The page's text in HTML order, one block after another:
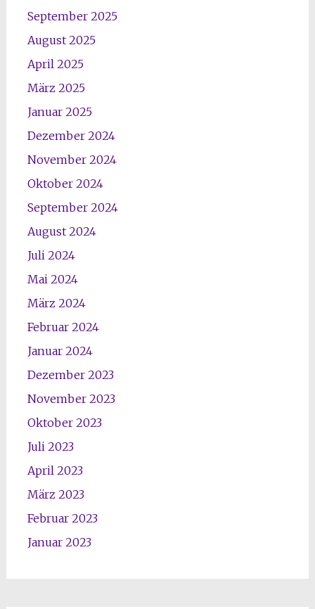
September 2025
August 2025
April 2025
März 2025
Januar 2025
Dezember 2024
November 2024
Oktober 2024
September 2024
August 2024
Juli 2024
Mai 2024
März 2024
Februar 2024
Januar 2024
Dezember 2023
November 2023
Oktober 2023
Juli 2023
April 2023
März 2023
Februar 2023
Januar 2023